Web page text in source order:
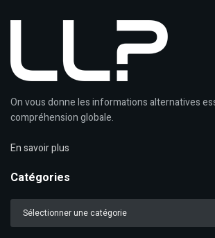
On vous donne les informations alternatives
compréhension globale.
En savoir plus
Catégories
Catégories